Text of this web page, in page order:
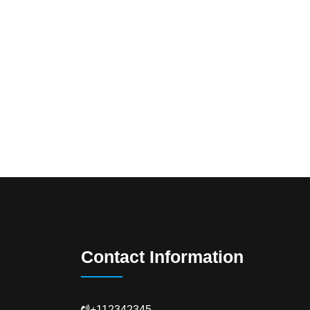
Contact Information